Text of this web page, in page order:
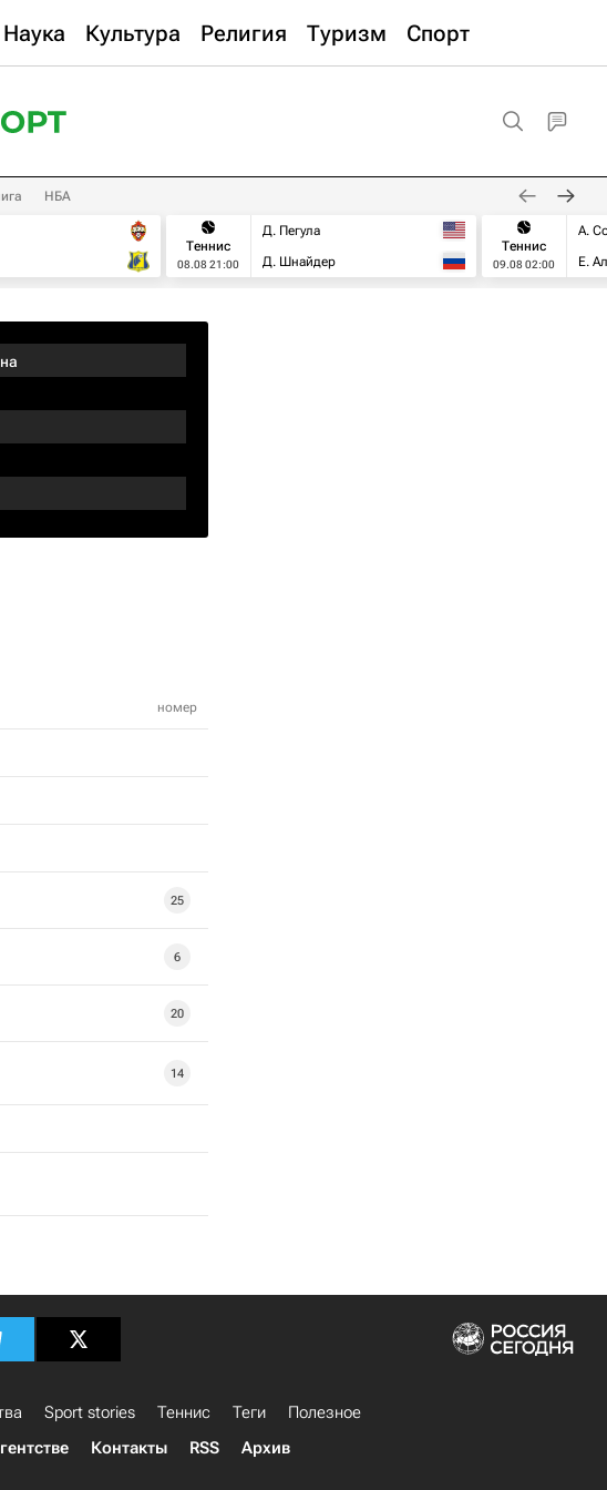
Наука Культура Религия Туризм Спорт
НБА
Теннис
08.08 21:00
Д. Пегула
Д. Шнайдер
Теннис
09.08 02:00
А.
Е.
номер
25
6
20
14
Sport stories Теннис Теги
Полезное
Контакты RSS Архив